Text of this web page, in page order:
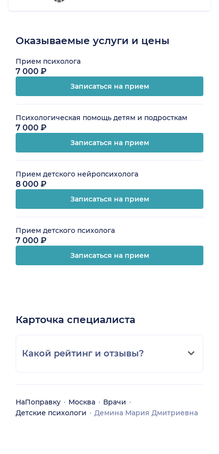
Оказываемые услуги и цены
Прием психолога
7 000 ₽
Записаться на прием
Психологическая помощь детям и подросткам
7 000 ₽
Записаться на прием
Прием детского нейропсихолога
8 000 ₽
Записаться на прием
Прием детского психолога
7 000 ₽
Записаться на прием
Карточка специалиста
Какой рейтинг и отзывы?
НаПоправку Москва
Врачи
Детские психологи
Демина Мария Дмитриевна